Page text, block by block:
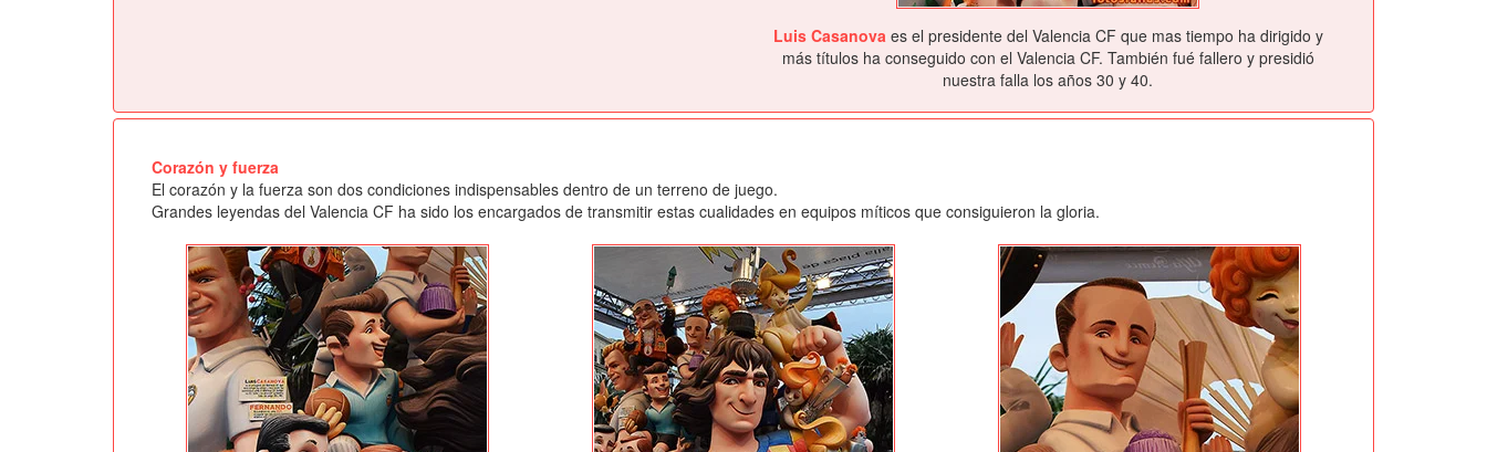
Luis Casanovaes el presidente del Valencia CF que mas tiempo ha dirigido y
más títulos ha conseguido con el Valencia CF. También fué fallero y presidió
nuestra falla los años 30 y 40.
Corazón y fuerza
El corazón y la fuerza son dos condiciones indispensables dentro de un terreno de juego.
Grandes leyendas del Valencia CF ha sido los encargados de transmitir estas cualidades en equipos míticos que consiguieron la gloria.